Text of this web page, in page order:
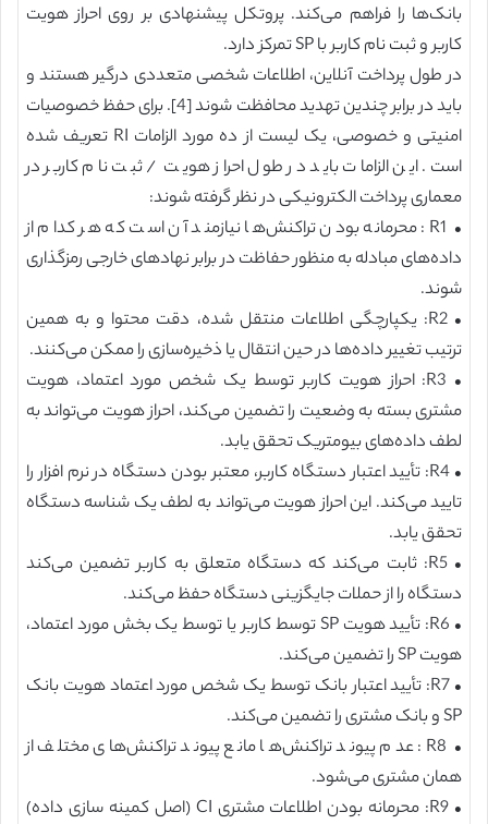
بانک‌ها را فراهم می‌کند. پروتکل پیشنهادی بر روی احراز هویت
کاربر و ثبت نام کاربر با SP تمرکز دارد.
در طول پرداخت آنلاین، اطلاعات شخصی متعددی درگیر هستند و
باید در برابر چندین تهدید محافظت شوند [4]. برای حفظ خصوصیات
امنیتی و خصوصی، یک لیست از ده مورد الزامات RI تعریف شده
است. این الزامات باید در طول احراز هویت / ثبت نام کاربر در
معماری پرداخت الکترونیکی در نظر گرفته شوند:
• R1: محرمانه بودن تراکنش‌ها نیازمند آن است که هر کدام از
داده‌های مبادله به منظور حفاظت در برابر نهادهای خارجی رمزگذاری
شوند.
• R2: یکپارچگی اطلاعات منتقل شده، دقت محتوا و به همین
ترتیب تغییر داده‌ها در حین انتقال یا ذخیره‌سازی را ممکن می‌کنند.
• R3: احراز هویت کاربر توسط یک شخص مورد اعتماد، هویت
مشتری بسته به وضعیت را تضمین می‌کند، احراز هویت می‌تواند به
لطف داده‌های بیومتریک تحقق یابد.
• R4: تأیید اعتبار دستگاه کاربر، معتبر بودن دستگاه در نرم افزار را
تایید می‌کند. این احراز هویت می‌تواند به لطف یک شناسه دستگاه
تحقق یابد.
• R5: ثابت می‌کند که دستگاه متعلق به کاربر تضمین می‌کند
دستگاه را از حملات جایگزینی دستگاه حفظ می‌کند.
• R6: تأیید هویت SP توسط کاربر یا توسط یک بخش مورد اعتماد،
هویت SP را تضمین می‌کند.
• R7: تأیید اعتبار بانک توسط یک شخص مورد اعتماد هویت بانک
SP و بانک مشتری را تضمین می‌کند.
• R8: عدم پیوند تراکنش‌ها مانع پیوند تراکنش‌های مختلف از
همان مشتری می‌شود.
• R9: محرمانه بودن اطلاعات مشتری CI (اصل کمینه سازی داده)